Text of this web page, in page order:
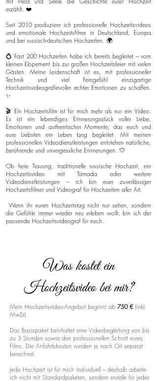
erzählt. ❤️
Seit 2010 produziere ich professionelle Hochzeitsvideos
und emotionale Hochzeitsfilme in Deutschland, Europa
und bei russisch-deutschen Hochzeiten. 🌍
💍 Fast 200 Hochzeiten habe ich bereits begleitet – vom
kleinen Elopement bis zur großen Hochzeitsfeier mit vielen
Gästen. Meine Leidenschaft ist es, mit professioneller
Technik und viel Feingefühl einzigartige
Hochzeitsvideografievoller echter Emotionen zu schaffen.
✨
🎬 Ein Hochzeitsfilm ist für mich mehr als nur ein Video.
Es ist ein lebendiges Erinnerungsstück voller Liebe,
Emotionen und authentischer Momente, das euch und
eure Liebsten ein Leben lang begleitet. Mit meinen
professionellen Videodienstleistungen entstehen natürliche,
berührende und unvergessliche Erinnerungen. 🤍
Ob freie Trauung, traditionelle russische Hochzeit, ein
Hochzeitsvideo mit Tamada oder weitere
Videodienstleistungen – ich bin euer zuverlässiger
Hochzeitsfilmer und Videograf für Hochzeiten aller Art.
Wenn ihr euren Hochzeitstag nicht nur sehen, sondern
die Gefühle immer wieder neu erleben wollt, bin ich der
passende Hochzeitsvideograf für euch.
Was kostet ein
Hochzeitsvideo bei mir?
Mein Hochzeitsvideo-Angebot beginnt ab 750 € (inkl.
MwSt).
Das Basispaket beinhaltet eine Videobegleitung von bis
zu 3 Stunden sowie den professionellen Schnitt eures
Films. Die Anfahrtskosten werden je nach Ort separat
berechnet.
Jede Hochzeit ist für mich individuell – deshalb arbeite
ich nicht mit Standardpaketen, sondern erstelle für jedes